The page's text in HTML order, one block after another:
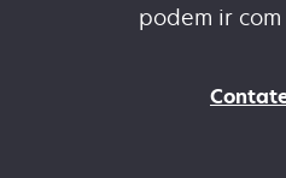
podem ir